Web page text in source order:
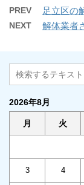
PREV 足立区の
NEXT 解体業者
2026年8月
月 火
3 4